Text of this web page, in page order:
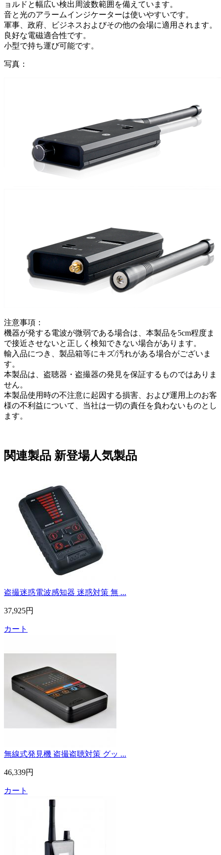
ョルドと幅広い検出周波数範囲を備えています。
音と光のアラームインジケーターは使いやすいです。
軍事、政府、ビジネスおよびその他の会場に適用されます。
良好な電磁適合性です。
小型で持ち運び可能です。
写真：
注意事項：
機器が発する電波が微弱である場合は、本製品を5cm程度ま
で接近させないと正しく検知できない場合があります。
輸入品につき、製品箱等にキズ/汚れがある場合がございま
す。
本製品は、盗聴器・盗撮器の発見を保証するものではありま
せん。
本製品使用時の不注意に起因する損害、および運用上のお客
様の不利益について、当社は一切の責任を負わないものとし
ます。
関連製品 新登場人気製品
盗撮迷惑電波感知器 迷惑対策 無 ...
37,925円
カート
無線式発見機 盗撮盗聴対策 グッ ...
46,339円
カート